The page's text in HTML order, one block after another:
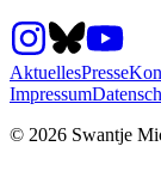
AktuellesPresse
Impressum
© 2026 Swantje